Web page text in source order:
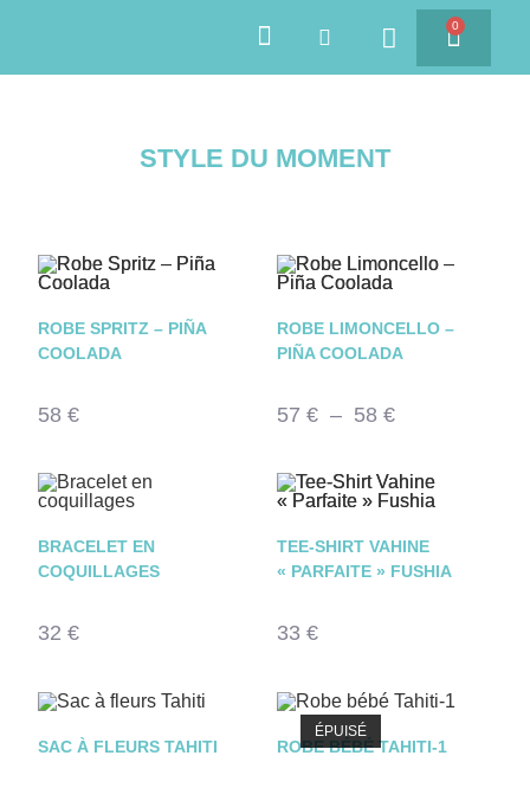
0
STYLE DU MOMENT
ROBE SPRITZ – PIÑA
COOLADA
58€
ROBE LIMONCELLO –
PIÑA COOLADA
57 € – 58 €
BRACELET EN
COQUILLAGES
32€
TEE-SHIRT VAHINE
« PARFAITE » FUSHIA
33 €
SAC À FLEURS TAHITI
ÉPUISÉ
ROBE BÉBÉ TAHITI-1